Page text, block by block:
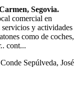
Segovia.
comercial en
y actividades
como de coches,
cont...